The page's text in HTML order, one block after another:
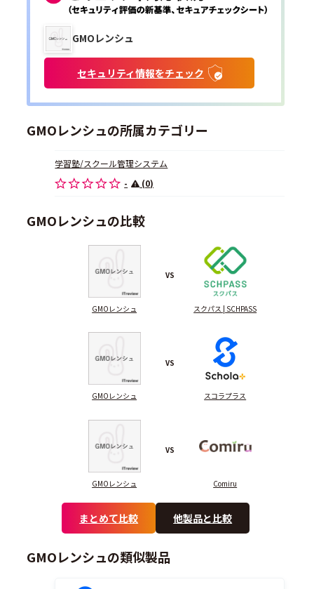
GMOレンシュ
セキュリティ情報をチェック
GMOレンシュの所属カテゴリー
学習塾/スクール管理システム
-
(0)
GMOレンシュの比較
GMOレンシュ
VS
スクパス | SCHPASS
GMOレンシュ
VS
スコラプラス
GMOレンシュ
VS
Comiru
まとめて比較 他製品と比較
GMOレンシュの類似製品